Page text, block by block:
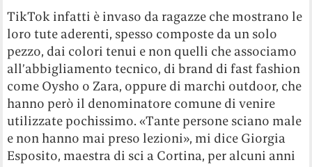
TikTok infatti è invaso da ragazze che mostrano le
loro tute aderenti, spesso composte da un solo
pezzo, dai colori tenui e non quelli che associamo
all’abbigliamento tecnico, di brand di fast fashion
come Oysho o Zara, oppure di marchi outdoor, che
hanno però il denominatore comune di venire
utilizzate pochissimo. «Tante persone sciano male
e non hanno mai preso lezioni», mi dice Giorgia
Esposito, maestra di sci a Cortina, per alcuni anni